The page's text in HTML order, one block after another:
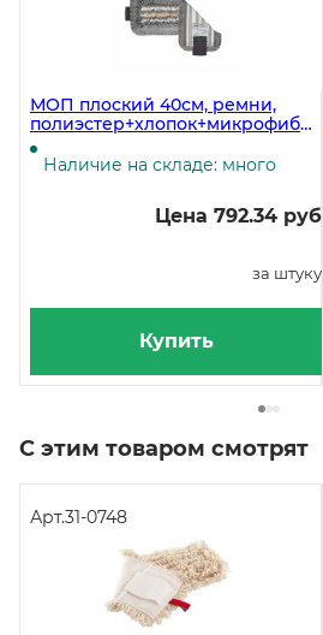
МОП плоский 40см, ремни,
полиэстер+хлопок+микрофибра
ТРИО УльтраСпид VILEDA
Наличие на складе: много
Цена 792.34 руб
за штуку
Купить
С этим товаром смотрят
Арт.31-0748